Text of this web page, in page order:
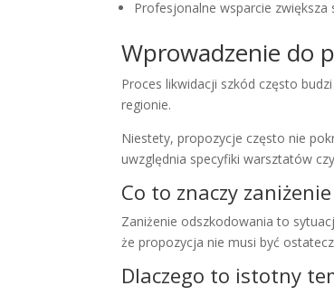
Profesjonalne wsparcie zwiększa
Wprowadzenie do
Proces likwidacji szkód często
regionie.
Niestety, propozycje często nie
uwzględnia specyfiki warsztatów
Co to znaczy
Zaniżenie odszkodowania to
że propozycja nie musi być
Dlaczego to istotny